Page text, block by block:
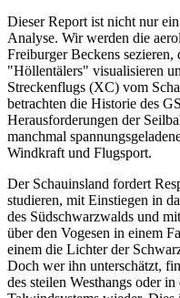
Dieser Report ist nicht nur
Analyse. Wir werden die
Freiburger Beckens sezieren,
"Höllentälers" visualisieren
Streckenflugs (XC) vom
betrachten die Historie des
Herausforderungen der
manchmal
Windkraft und Flugsport.
Der Schauinsland fordert
studieren, mit Einstiegen in
des Südschwarzwalds und
über den Vogesen in einem
einem die Lichter der
Doch wer ihn unterschätzt,
des steilen Westhangs oder